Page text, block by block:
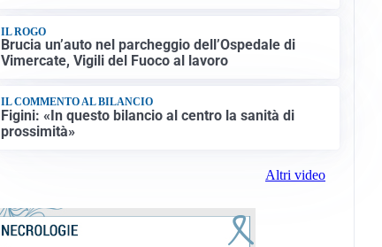
IL ROGO
Brucia un’auto nel parcheggio dell’Ospedale di
Vimercate, Vigili del Fuoco al lavoro
IL COMMENTO AL BILANCIO
Figini: «In questo bilancio al centro la sanità di
prossimità»
Altri video